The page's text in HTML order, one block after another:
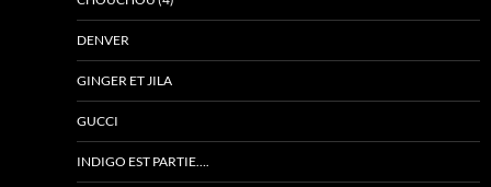
DENVER
GINGER ET JILA
GUCCI
INDIGO EST PARTIE….